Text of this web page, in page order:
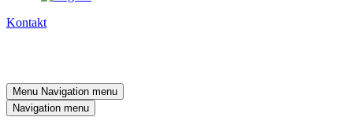
Kontakt
Menu Navigation menu
Navigation menu